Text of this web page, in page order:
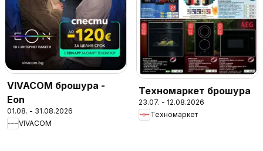
VIVACOM брошура -
Eon
01.08. - 31.08.2026
VIVACOM
Техномаркет брошура
23.07. - 12.08.2026
Техномаркет